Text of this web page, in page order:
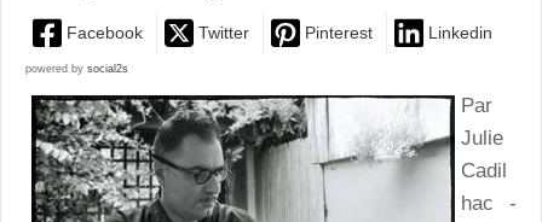
Facebook Twitter Pinterest Linkedin
powered by social2s
Par
Julie
Cadil
hac -